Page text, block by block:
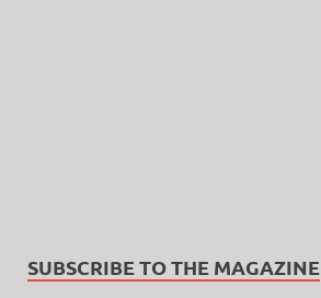
SUBSCRIBE TO THE MAGAZINE